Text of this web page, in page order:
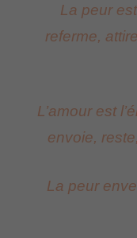
La peur
referme,
L’amour est
envoie,
La peur